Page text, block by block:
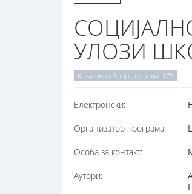
УЛОЗИ
Каталошки број програма: 178
Електронски:
Организатор програма:
Особа за контакт:
Аутори: